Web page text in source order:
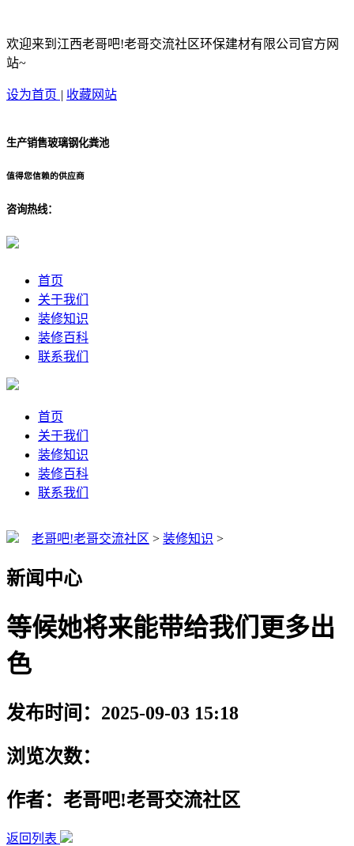
欢迎来到江西老哥吧!老哥交流社区环保建材有限公司官方网
站~
设为首页 | 收藏网站
生产销售玻璃钢化粪池
值得您信赖的供应商
咨询热线：
首页
关于我们
装修知识
装修百科
联系我们
首页
关于我们
装修知识
装修百科
联系我们
老哥吧!老哥交流社区 > 装修知识 >
新闻中心
等候她将来能带给我们更多出
色
发布时间：2025-09-03 15:18
浏览次数：
作者：老哥吧!老哥交流社区
返回列表